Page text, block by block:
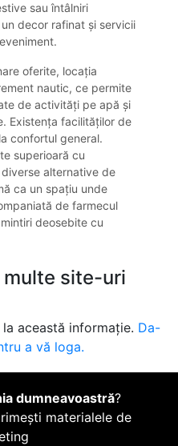
sau întâlniri
decor rafinat și servicii
oferite, locația
nautic, ce permite
de activități pe apă și
Existența facilităților de
confortul general.
superioară cu
alternative de
ca un spațiu unde
de farmecul
deosebite cu
multe site-uri
această informație. Da-
a vă loga.
dumneavoastră?
materialele de